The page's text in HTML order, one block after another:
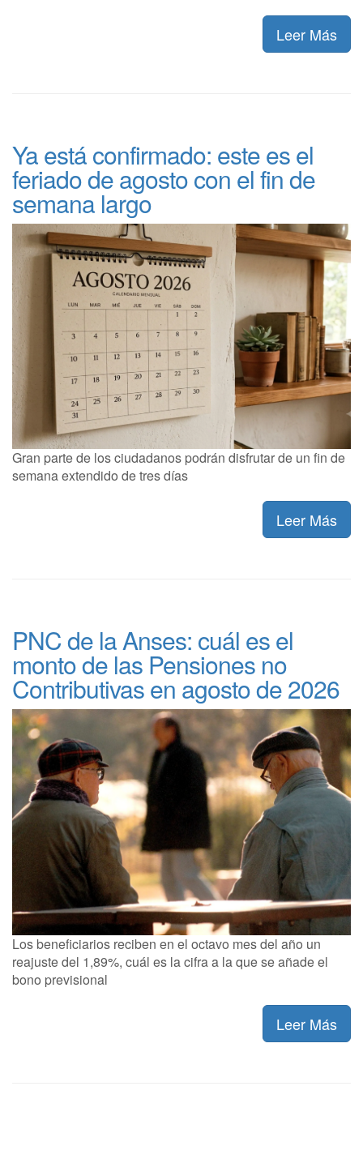
Leer Más
Ya está confirmado: este es el
feriado de agosto con el fin de
semana largo
Gran parte de los ciudadanos podrán disfrutar de un fin de
semana extendido de tres días
Leer Más
PNC de la Anses: cuál es el
monto de las Pensiones no
Contributivas en agosto de 2026
Los beneficiarios reciben en el octavo mes del año un
reajuste del 1,89%, cuál es la cifra a la que se añade el
bono previsional
Leer Más